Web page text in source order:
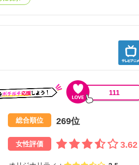
の
111
総合順位 269位
女性評価 3.62